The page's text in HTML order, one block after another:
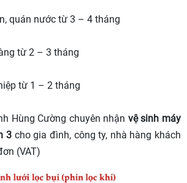
quán nước từ 3 – 4 tháng
từ 2 – 3 tháng
từ 1 – 2 tháng
Hùng Cường chuyên nhận vệ sinh máy
3 cho gia đình, công ty, nhà hàng khách
(VAT)